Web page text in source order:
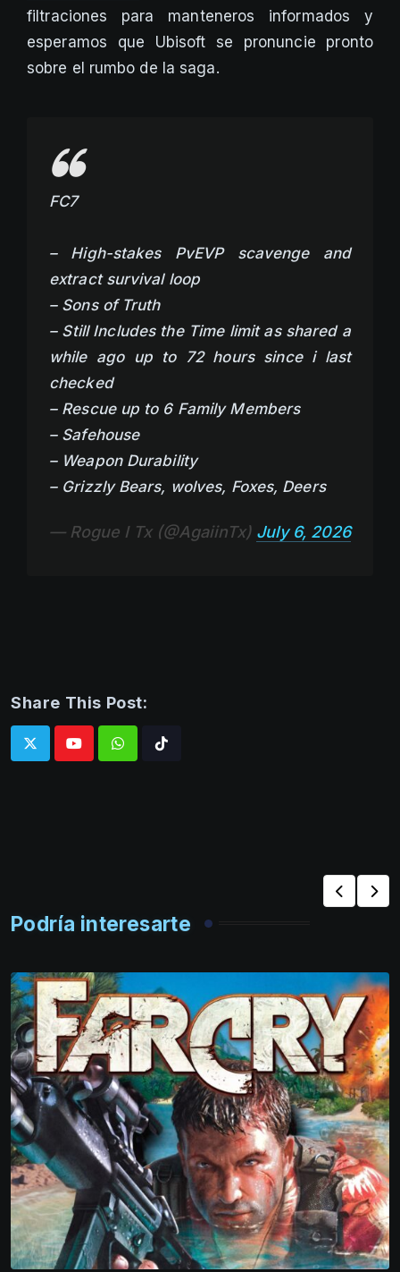
filtraciones para manteneros informados y
esperamos que Ubisoft se pronuncie pronto
sobre el rumbo de la saga.
FC7
– High-stakes PvEVP scavenge and
extract survival loop
– Sons of Truth
– Still Includes the Time limit as shared a
while ago up to 72 hours since i last
checked
– Rescue up to 6 Family Members
– Safehouse
– Weapon Durability
– Grizzly Bears, wolves, Foxes, Deers
— Rogue I Tx (@AgaiinTx) July 6, 2026
Share This Post:
WhatsappTiktok
Podría interesarte